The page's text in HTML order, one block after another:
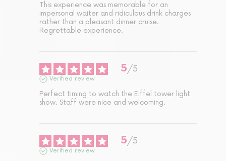
This experience was memorable for an
impersonal waiter and ridiculous drink charges
rather than a pleasant dinner cruise.
Regrettable experience.
5/5
Verified review
Perfect timing to watch the Eiffel tower light
show. Staff were nice and welcoming.
5/5
Verified review